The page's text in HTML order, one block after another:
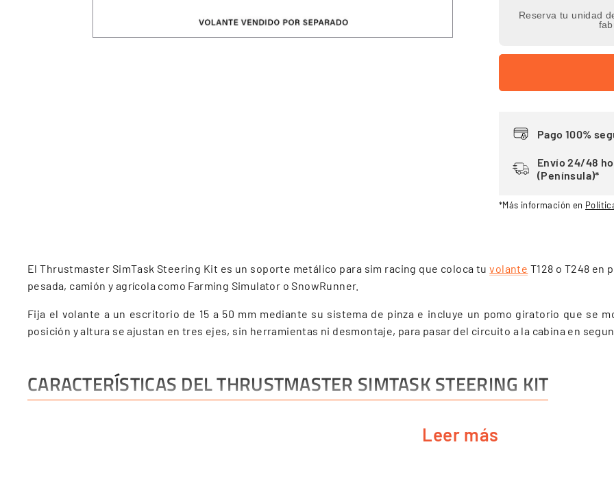
Reserva tu unidad
Pago 100%
Envío 24/48
(Península)*
*Más información en
El Thrustmaster SimTask Steering Kit es un soporte metálico para sim racing que coloca tuvolante T128 o T248 en
pesada, camión y agrícola como Farming Simulator o SnowRunner.
Fija el volante a un escritorio de 15 a 50 mm mediante su sistema de pinza e incluye un pomo giratorio que se
posición y altura se ajustan en tres ejes, sin herramientas ni desmontaje, para pasar del circuito a la cabina en
CARACTERÍSTICAS DEL THRUSTMASTER SIMTASK STEERING KIT
Coloca el volante en posición plana, como la cabina de un tractor o un camión.Leer más